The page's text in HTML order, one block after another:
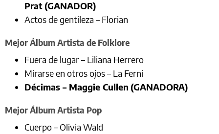
Prat (GANADOR)
Actos de gentileza – Florian
Mejor Álbum Artista de Folklore
Fuera de lugar – Liliana Herrero
Mirarse en otros ojos – La Ferni
Décimas – Maggie Cullen (GANADORA)
Mejor Álbum Artista Pop
Cuerpo – Olivia Wald